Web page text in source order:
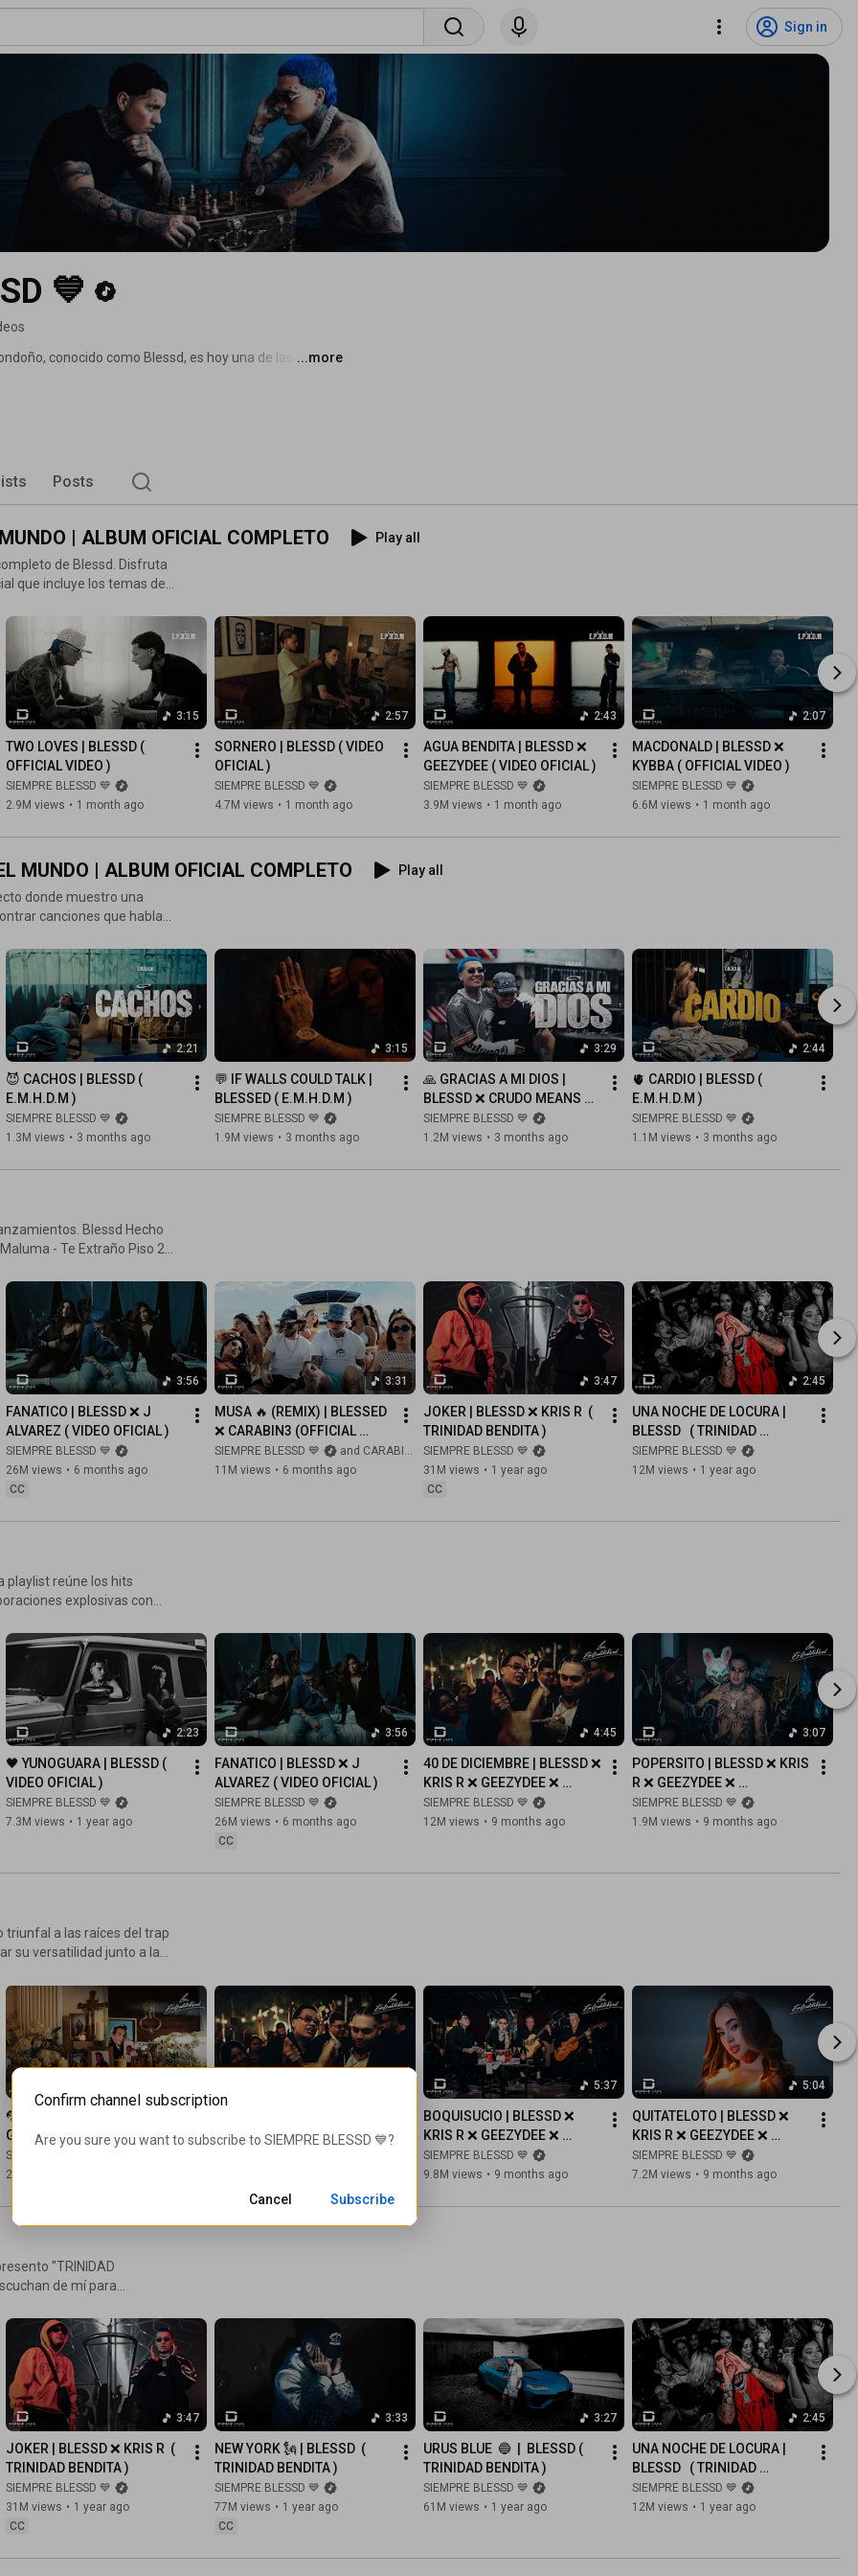
Sign in
💙
conocido como Blessd, es hoy una de las
y auténtico que conecta con millones.
...more
Posts
| ALBUM OFICIAL COMPLETO
Play all
de Blessd. Disfruta
que incluye los temas de
con su gira más
mixtape que recopila la
3:15
TWO LOVES | BLESSD (
OFFICIAL VIDEO )
SIEMPRE BLESSD 💙
2.9M views • 1 month ago
2:57
SORNERO | BLESSD ( VIDEO
OFICIAL )
SIEMPRE BLESSD 💙
4.7M views • 1 month ago
2:43
AGUA BENDITA | BLESSD ❌
GEEZYDEE ( VIDEO OFICIAL )
SIEMPRE BLESSD 💙
3.9M views • 1 month ago
2:07
MACDONALD | BLESSD ❌
KYBBA ( OFFICIAL VIDEO )
SIEMPRE BLESSD 💙
6.6M views • 1 month ago
MUNDO | ALBUM OFICIAL COMPLETO
Play all
donde muestro una
canciones que hablan
manteniendo mi
el reggaetón 2026 ✔️
On The Drums Este
todo por alguien, cuando
playlist es para ti. 🔔
tu canción favorita de
2:21
😈 CACHOS | BLESSD (
E.M.H.D.M )
SIEMPRE BLESSD 💙
1.3M views • 3 months ago
3:15
💬 IF WALLS COULD TALK |
BLESSED ( E.M.H.D.M )
SIEMPRE BLESSD 💙
1.9M views • 3 months ago
3:29
🙏 GRACIAS A MI DIOS |
BLESSD ❌ CRUDO MEANS
RAW ( E.M.H.D.M )
SIEMPRE BLESSD 💙
1.2M views • 3 months ago
2:44
🫀 CARDIO | BLESSD (
E.M.H.D.M )
SIEMPRE BLESSD 💙
1.1M views • 3 months ago
Blessd Hecho
- Te Extraño Piso 21
3:56
FANATICO | BLESSD ❌ J
ALVAREZ ( VIDEO OFICIAL )
SIEMPRE BLESSD 💙
26M views • 6 months ago
CC
3:31
MUSA 🔥 (REMIX) | BLESSED
❌ CARABIN3 (OFFICIAL
VIDEO)
SIEMPRE BLESSD 💙
and CARABIN3 Official
11M views • 6 months ago
3:47
JOKER | BLESSD ❌ KRIS R  (
TRINIDAD BENDITA )
SIEMPRE BLESSD 💙
31M views • 1 year ago
CC
2:45
UNA NOCHE DE LOCURA |
BLESSD   ( TRINIDAD
BENDITA )
SIEMPRE BLESSD 💙
12M views • 1 year ago
playlist reúne los hits
explosivas con
el flow de "Como
2:23
🖤 YUNOGUARA | BLESSD (
VIDEO OFICIAL )
SIEMPRE BLESSD 💙
7.3M views • 1 year ago
3:56
FANATICO | BLESSD ❌ J
ALVAREZ ( VIDEO OFICIAL )
SIEMPRE BLESSD 💙
26M views • 6 months ago
CC
4:45
40 DE DICIEMBRE | BLESSD ❌
KRIS R ❌ GEEZYDEE ❌
YOUNGFATTY ❌ TURY ❌
CARABIN3
SIEMPRE BLESSD 💙
12M views • 9 months ago
3:07
POPERSITO | BLESSD ❌ KRIS
R ❌ GEEZYDEE ❌
YOUNGFATTY ❌ TURY ❌
CARABIN3 ( VIDEO OFICIAL )
SIEMPRE BLESSD 💙
1.9M views • 9 months ago
triunfal a las raíces del trap
su versatilidad junto a la
star con Kris R, Young
🦜🥃 DIOMEDEZ | BLESSD ❌
GEEZYDEE ( VIDEO OFICIAL )
SIEMPRE BLESSD 💙
21M views
KRIS R ❌ GEEZYDEE ❌
5:37
BOQUISUCIO | BLESSD ❌
KRIS R ❌ GEEZYDEE ❌
YOUNGFATTY ❌ TURY ❌
CARABIN3 ( VIDEO OFICIAL )
SIEMPRE BLESSD 💙
9.8M views • 9 months ago
5:04
QUITATELOTO | BLESSD ❌
KRIS R ❌ GEEZYDEE ❌
YOUNGFATTY ❌ TURY ❌
CARABIN3 ❌ BAD MILK (
SIEMPRE BLESSD 💙
7.2M views • 9 months ago
"TRINIDAD
de mí para
Más Que Amigos (ft. Hades
3:47
JOKER | BLESSD ❌ KRIS R  (
TRINIDAD BENDITA )
SIEMPRE BLESSD 💙
31M views • 1 year ago
CC
3:33
NEW YORK 🗽 | BLESSD  (
TRINIDAD BENDITA )
SIEMPRE BLESSD 💙
77M views • 1 year ago
CC
3:27
URUS BLUE  🔵  |  BLESSD (
TRINIDAD BENDITA )
SIEMPRE BLESSD 💙
61M views • 1 year ago
2:45
UNA NOCHE DE LOCURA |
BLESSD   ( TRINIDAD
BENDITA )
SIEMPRE BLESSD 💙
12M views • 1 year ago
Confirm channel subscription
Are you sure you want to subscribe to SIEMPRE BLESSD 💙?
Cancel Subscribe